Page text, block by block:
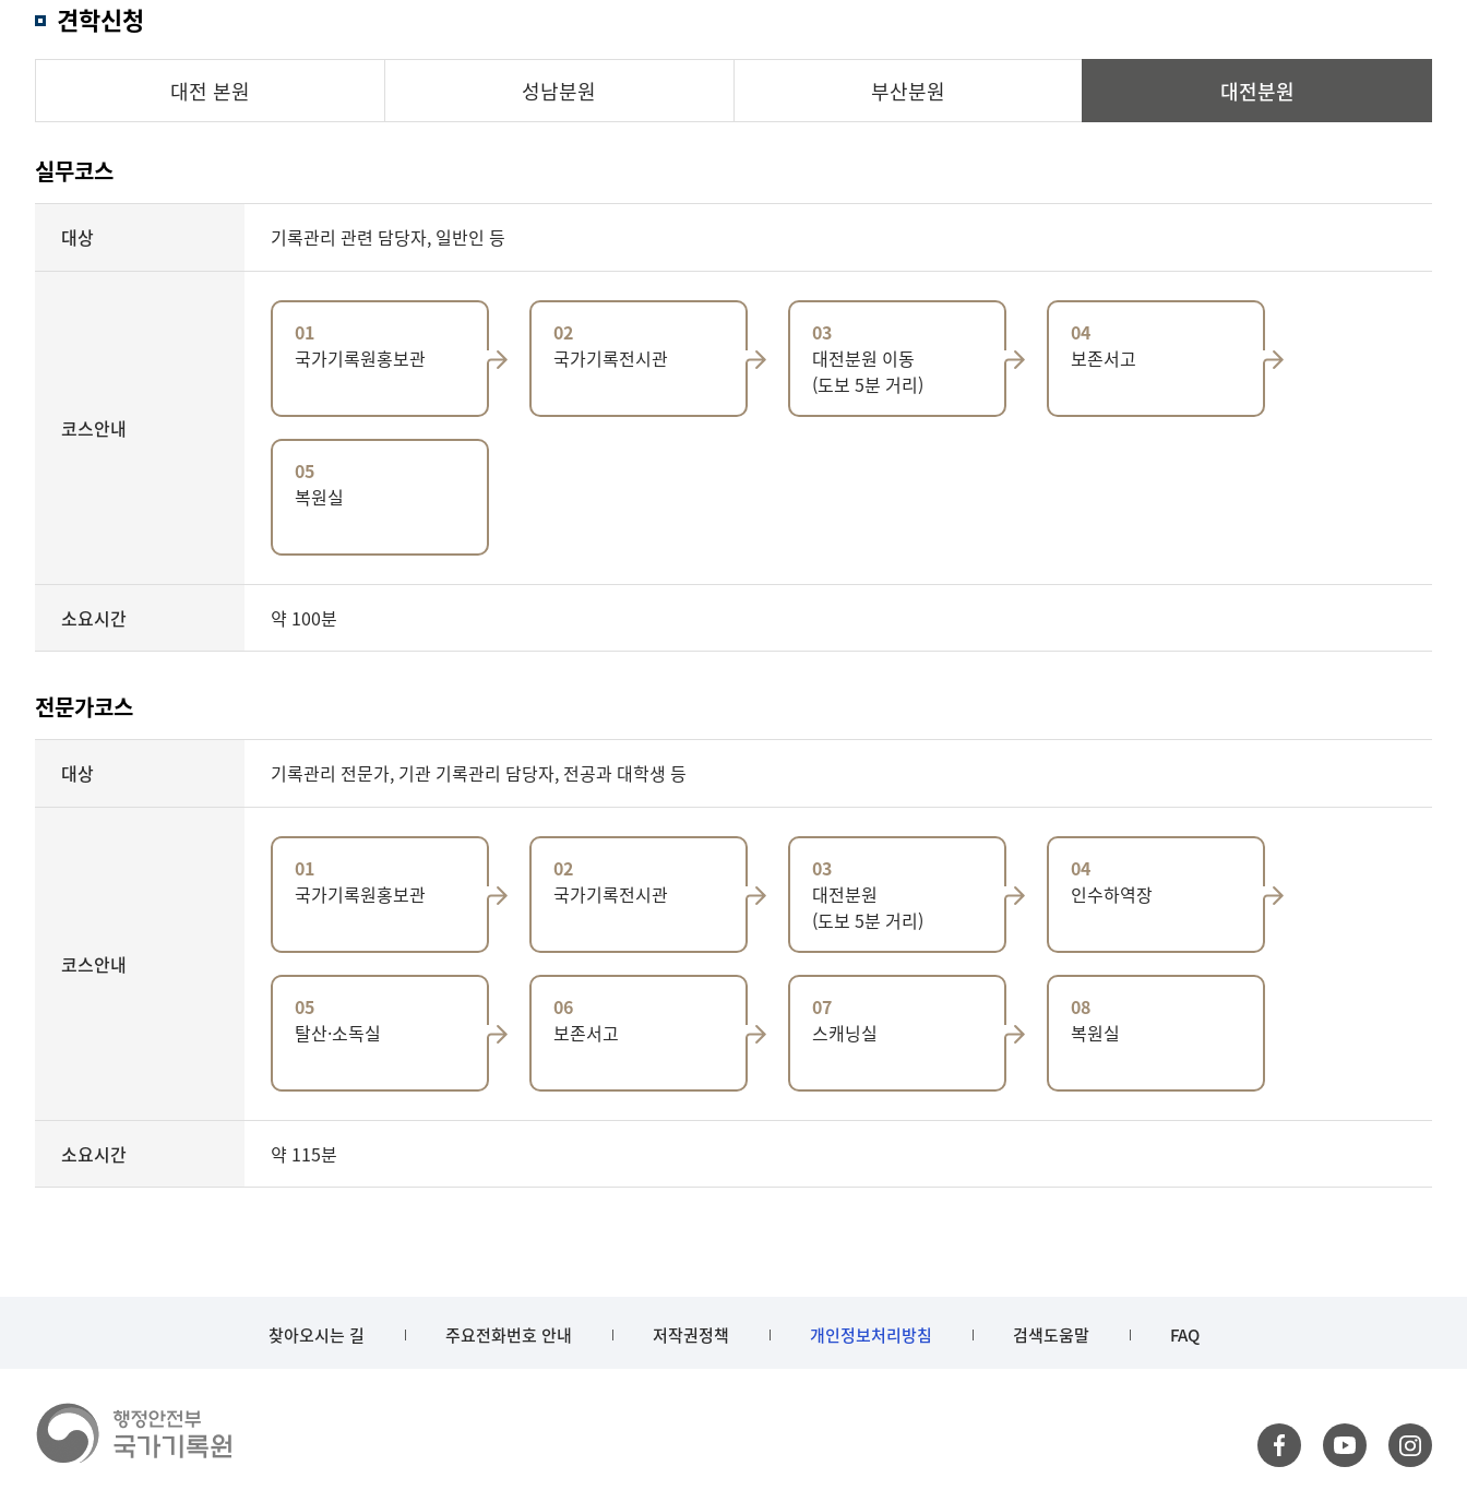
견학신청
대전 본원 성남분원 부산분원 대전분원
실무코스
안내대상 기록관리 관련 담당자, 일반인 등
코스안내
01
국가기록원홍보관
02
국가기록전시관
03
대전분원 이동
(도보 5분 거리)
04
보존서고
05
복원실
소요시간 약 100분
전문가코스
안내대상 기록관리 전문가, 기관 기록관리 담당자, 전공과 대학생 등
코스안내
01
국가기록원홍보관
02
국가기록전시관
03
대전분원
(도보 5분 거리)
04
인수하역장
05
탈산·소독실
06
보존서고
07
스캐닝실
08
복원실
소요시간 약 115분
찾아오시는 길 주요전화번호 안내 저작권정책 개인정보처리방침 검색도움말 FAQ